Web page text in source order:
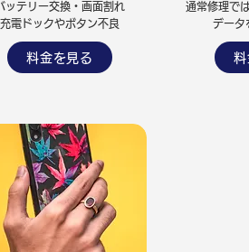
ッテリー交換・画面割れ
​充電ドックやボタン不良
料金を見る
通常修理で
データ
料